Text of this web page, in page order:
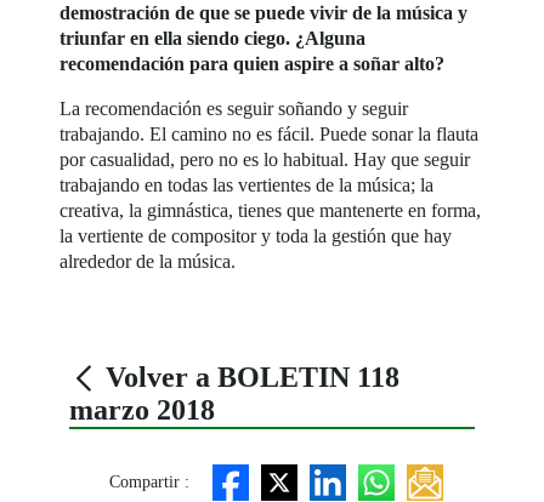
demostración de que se puede vivir de la música y
triunfar en ella siendo ciego. ¿Alguna
recomendación para quien aspire a soñar alto?
La recomendación es seguir soñando y seguir
trabajando. El camino no es fácil. Puede sonar la flauta
por casualidad, pero no es lo habitual. Hay que seguir
trabajando en todas las vertientes de la música; la
creativa, la gimnástica, tienes que mantenerte en forma,
la vertiente de compositor y toda la gestión que hay
alrededor de la música.
Volver a BOLETIN 118
marzo 2018
Compartir :